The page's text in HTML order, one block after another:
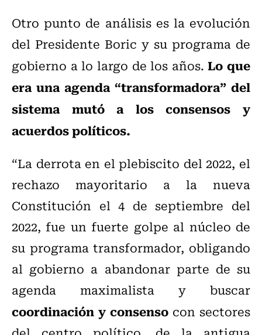
Otro punto de análisis es la evolución
del Presidente Boric y su programa de
gobierno a lo largo de los años.Lo que
era una agenda “transformadora” del
sistema mutó a los consensos y
acuerdos políticos.
“La derrota en el plebiscito del 2022, el
rechazo mayoritario a la nueva
Constitución el 4 de septiembre del
2022, fue un fuerte golpe al núcleo de
su programa transformador, obligando
al gobierno a abandonar parte de su
agenda maximalista y buscar
coordinación y consenso con sectores